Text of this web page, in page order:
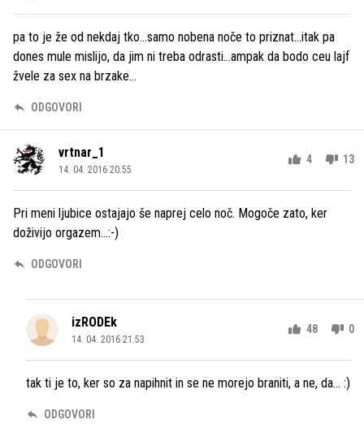
pa to je že od nekdaj tko...samo nobena noče to priznat...itak pa
dones mule mislijo, da jim ni treba odrasti...ampak da bodo ceu lajf
žvele za sex na brzake...
ODGOVORI
vrtnar_1
14. 04. 2016 20.55
4 13
Pri meni ljubice ostajajo še naprej celo noč. Mogoče zato, ker
doživijo orgazem...:-)
ODGOVORI
izRODEk
14. 04. 2016 21.53
48 0
tak ti je to, ker so za napihnit in se ne morejo braniti, a ne, da... :)
ODGOVORI